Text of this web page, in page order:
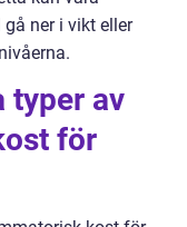
ner i vikt eller
typer av
för